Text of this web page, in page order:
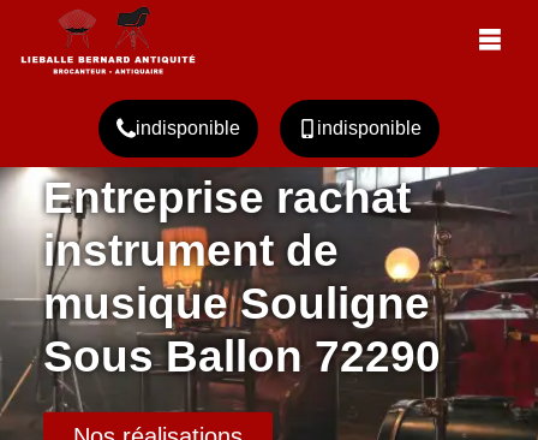
indisponible indisponible
Entreprise rachat
instrument de
musique Souligne
Sous Ballon 72290